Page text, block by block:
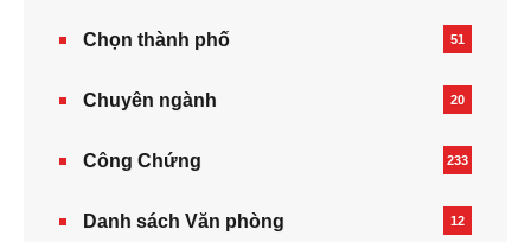
Chọn thành phố 51
Chuyên ngành 20
Công Chứng 233
Danh sách Văn phòng 12